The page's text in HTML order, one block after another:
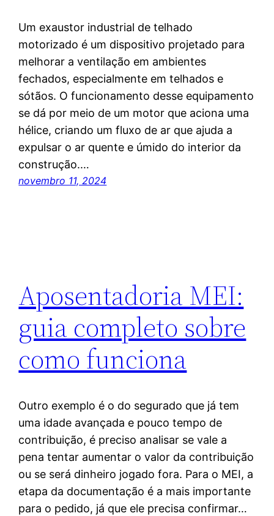
Um exaustor industrial de telhado
motorizado é um dispositivo projetado para
melhorar a ventilação em ambientes
fechados, especialmente em telhados e
sótãos. O funcionamento desse equipamento
se dá por meio de um motor que aciona uma
hélice, criando um fluxo de ar que ajuda a
expulsar o ar quente e úmido do interior da
construção.…
novembro 11, 2024
Aposentadoria MEI:
guia completo sobre
como funciona
Outro exemplo é o do segurado que já tem
uma idade avançada e pouco tempo de
contribuição, é preciso analisar se vale a
pena tentar aumentar o valor da contribuição
ou se será dinheiro jogado fora. Para o MEI, a
etapa da documentação é a mais importante
para o pedido, já que ele precisa confirmar…